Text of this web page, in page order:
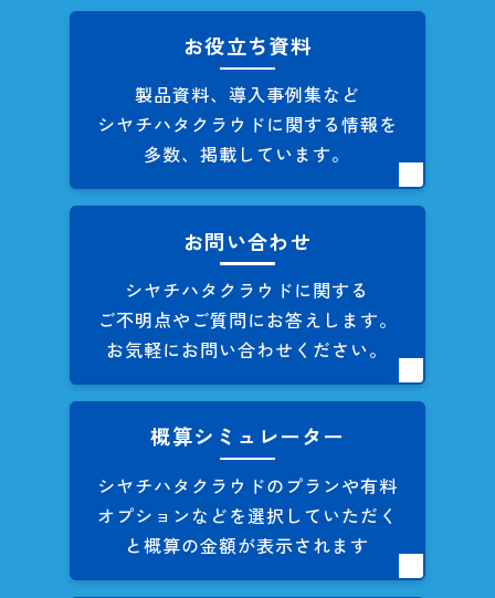
お役立ち資料
製品資料、導入事例集など
シヤチハタクラウドに関する情報を
多数、掲載しています。
お問い合わせ
シヤチハタクラウドに関する
ご不明点やご質問にお答えします。
お気軽にお問い合わせください。
概算シミュレーター
シヤチハタクラウドのプランや有料
オプションなどを選択していただく
と概算の金額が表示されます